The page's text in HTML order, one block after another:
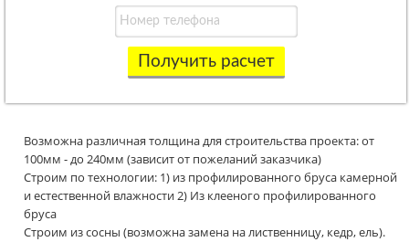
Получить расчет
Возможна различная толщина для строительства проекта: от
100мм - до 240мм (зависит от пожеланий заказчика)
Строим по технологии: 1) из профилированного бруса камерной
и естественной влажности 2) Из клееного профилированного
бруса
Строим из сосны (возможна замена на лиственницу, кедр, ель).